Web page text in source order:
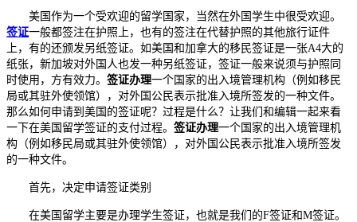
美国作为一个受欢迎的留学国家，当然在外国学生中很受欢迎。
签证一般都签注在护照上，也有的签注在代替护照的其他旅行证件
上，有的还颁发另纸签证。如美国和加拿大的移民签证是一张A4大的
纸张，新加坡对外国人也发一种另纸签证，签证一般来说须与护照同
时使用，方有效力。 签证办理一个国家的出入境管理机构（例如移民
局或其驻外使领馆），对外国公民表示批准入境所签发的一种文件。
那么如何申请到美国的签证呢？过程是什么？让我们和编辑一起来看
一下在美国留学签证的支付过程。 签证办理一个国家的出入境管理机
构（例如移民局或其驻外使领馆），对外国公民表示批准入境所签发
的一种文件。
首先，决定申请签证类别
在美国留学主要是办理学生签证，也就是我们的F签证和M签证。